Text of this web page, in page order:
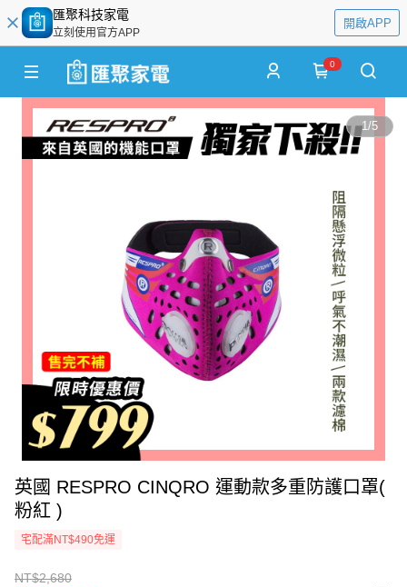
匯聚科技家電
立刻使用官方APP
開啟APP
0
1/5
英國 RESPRO CINQRO 運動款多重防護口罩(
粉紅 )
宅配滿NT$490免運
NT$2,680